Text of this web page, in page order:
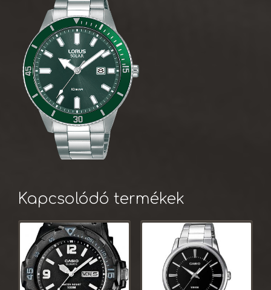
Kapcsolódó termékek